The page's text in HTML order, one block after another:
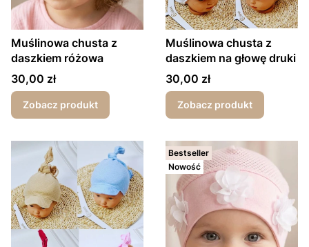
Muślinowa chusta z
daszkiem różowa
Cena
30,00 zł
Zobacz produkt
Muślinowa chusta z
daszkiem na głowę druki
Cena
30,00 zł
Zobacz produkt
Bestseller
Nowość